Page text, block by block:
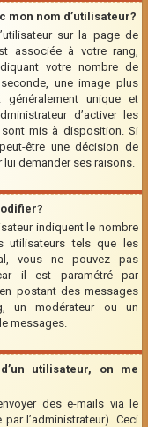
mon nom d’utilisateur?
sur la page de
associée à votre rang,
votre nombre de
une image plus
unique et
d’activer les
mis à disposition. Si
être une décision de
lui demander ses raisons.
indiquent le nombre
utilisateurs tels que les
vous ne pouvez pas
il est paramétré par
postant des messages
un modérateur ou un
messages.
utilisateur, on me
des e-mails via le
l’administrateur). Ceci